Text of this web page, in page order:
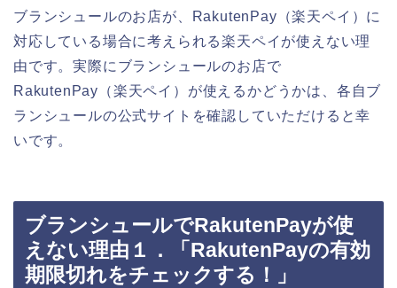
ブランシュールのお店が、RakutenPay（楽天ペイ）に
対応している場合に考えられる楽天ペイが使えない理
由です。実際にブランシュールのお店で
RakutenPay（楽天ペイ）が使えるかどうかは、各自ブ
ランシュールの公式サイトを確認していただけると幸
いです。
ブランシュールでRakutenPayが使
えない理由１．「RakutenPayの有効
期限切れをチェックする！」